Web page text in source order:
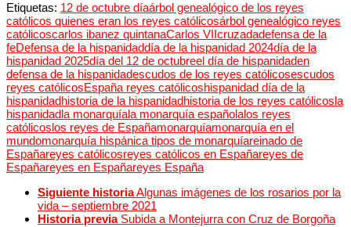
Etiquetas: 12 de octubre díaárbol genealógico de los reyes
católicos quienes eran los reyes católicosárbol genealógico reyes
católicoscarlos ibanez quintanaCarlos VIIcruzadadefensa de la
feDefensa de la hispanidaddía de la hispanidad 2024día de la
hispanidad 2025día del 12 de octubreel día de hispanidaden
defensa de la hispanidadescudos de los reyes católicosescudos
reyes católicosEspaña reyes católicoshispanidad día de la
hispanidadhistoria de la hispanidadhistoria de los reyes católicosla
hispanidadla monarquíala monarquía españolalos reyes
católicoslos reyes de Españamonarquíamonarquía en el
mundomonarquía hispánica tipos de monarquíareinado de
Españareyes católicosreyes católicos en Españareyes de
Españareyes en Españareyes España
Siguiente historiaAlgunas imágenes de los rosarios por la
vida – septiembre 2021
Historia previa Subida a Montejurra con Cruz de Borgoña